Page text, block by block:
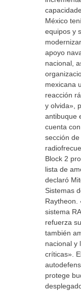
México
equipos y
apoyo
nacional,
mexicana
reacción
y olvida»,
antibuque
cuenta
sección
Block 2
lista de
declaró
Sistemas
Raytheon.
sistema
refuerza
también
nacional y
críticas».
protege